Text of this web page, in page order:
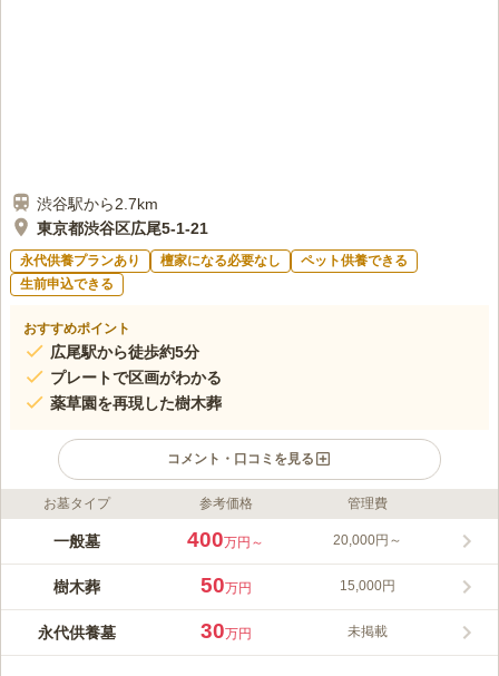
渋谷駅から2.7km
東京都渋谷区広尾5-1-21
永代供養プランあり 檀家になる必要なし
ペット供養できる
生前申込できる
おすすめポイント
広尾駅から徒歩約5分
プレートで区画がわかる
薬草園を再現した樹木葬
コメント・口コミを見る
ライフドット編集部のコメント
樹木葬墓地 広尾の杜は、東京都渋谷区にある寺院墓地です。
けさと、凛とした空気に包まれています。樹木葬は、宗旨宗派を
問わず、継承者も必要としない永代供養付きの墓地です。季節と
になっています。利用人数や利用年数により価格が異なるため、
自分のプランに合ったお墓が見つかるでしょう。
お墓タイプ 参考価格 管理費
一般墓 400万円～ 20,000円～
樹木葬 50万円 15,000円
永代供養墓 30万円 未掲載